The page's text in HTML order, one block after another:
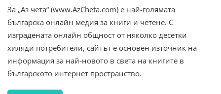
За „Аз чета“ (www.AzCheta.com) е най-голямата
българска онлайн медия за книги и четене. С
изградената онлайн общност от няколко десетки
хиляди потребители, сайтът е основен източник на
информация за най-новото в света на книгите в
българското интернет пространство.